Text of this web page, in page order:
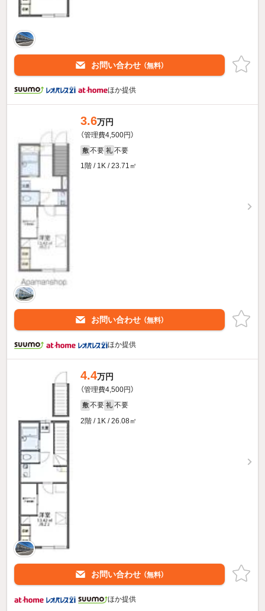
お問い合わせ （無料）
ほか提供
3.6万円
（管理費4,500円）
敷 不要 礼 不要
1階 / 1K / 23.71㎡
お問い合わせ （無料）
ほか提供
4.4万円
（管理費4,500円）
敷 不要 礼 不要
2階 / 1K / 26.08㎡
お問い合わせ （無料）
ほか提供